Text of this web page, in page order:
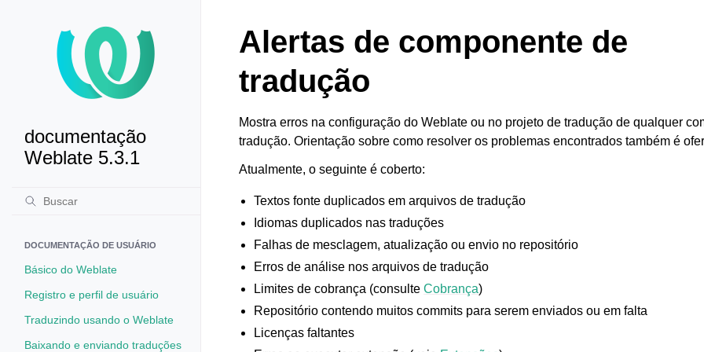
documentação
Weblate 5.3.1
DOCUMENTAÇÃO DE USUÁRIO
Básico do Weblate
Registro e perfil de usuário
Traduzindo usando o Weblate
Baixando e enviando traduções
Alertas de componente de
tradução
Mostra erros na configuração do Weblate ou no projeto de tradução de qualquer
tradução. Orientação sobre como resolver os problemas encontrados também é
Atualmente, o seguinte é coberto:
Textos fonte duplicados em arquivos de tradução
Idiomas duplicados nas traduções
Falhas de mesclagem, atualização ou envio no repositório
Erros de análise nos arquivos de tradução
Limites de cobrança (consulteCobrança)
Repositório contendo muitos commits para serem enviados ou em falta
Licenças faltantes